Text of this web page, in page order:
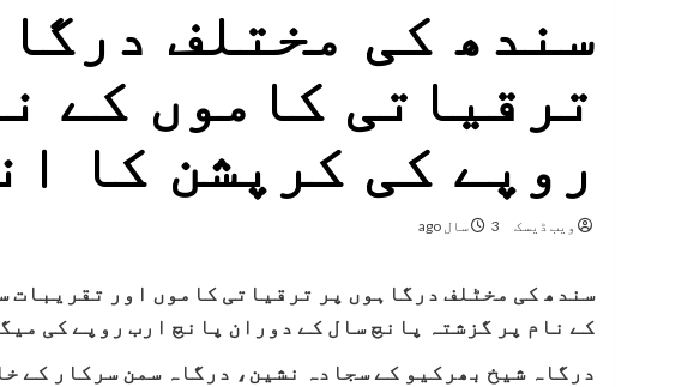
سندھ کی مختلف
روپے کی کرپشن کا
ویب ڈیسک 3 سال ago
سندھ کی مخٹلف درگاہوں پر ترقیاتی کاموں اور تقریبات
کے نام پر گزشتہ پانچ سال کے دوران پانچ ارب روپے کی
درگاہ شیخ بھرکیو کے سجادہ نشین، درگاہ سمن سرکار کے